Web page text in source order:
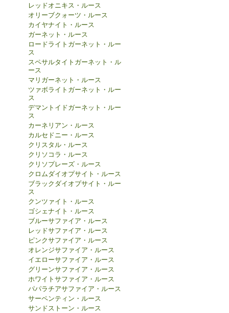
レッドオニキス・ルース
オリーブクォーツ・ルース
カイヤナイト・ルース
ガーネット・ルース
ロードライトガーネット・ルー
ス
スペサルタイトガーネット・ル
ース
マリガーネット・ルース
ツァボライトガーネット・ルー
ス
デマントイドガーネット・ルー
ス
カーネリアン・ルース
カルセドニー・ルース
クリスタル・ルース
クリソコラ・ルース
クリソプレーズ・ルース
クロムダイオプサイト・ルース
ブラックダイオプサイト・ルー
ス
クンツァイト・ルース
ゴシェナイト・ルース
ブルーサファイア・ルース
レッドサファイア・ルース
ピンクサファイア・ルース
オレンジサファイア・ルース
イエローサファイア・ルース
グリーンサファイア・ルース
ホワイトサファイア・ルース
パパラチアサファイア・ルース
サーペンティン・ルース
サンドストーン・ルース